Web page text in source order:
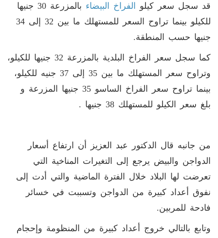
قد سجل سعر كيلو الفراخ البيضاء
بالمزرعة 30 جنيها
للكيلو بينما تراوح السعر للمستهلك ما بين 32 إلى 34
جنيها حسب المنطقة.
كما سجل سعر الفراخ البلدية بالمزرعة 32 جنيها للكيلو،
وتراوح سعر المستهلك ما بين 35 إلى 37 جنيه للكيلو،
بينما تراوح سعر الفراخ الساسو 35 جنيها المزرعة و
بلغ سعر الكيلو للمستهلك 38 جنيها .
من جانبه قال الدكتور عبد العزيز أن ارتفاع أسعار
الدواجن والبيض يرجع إلى التغيرات المناخية التي
تعرضت لها البلاد خلال الفترة الماضية والتي أدت إلى
نفوق أعداد كبيرة من الدواجن وتسببت في خسائر
فادحة للمربين.
وتابع بالتالي خروج أعداد كبيرة من المنظومة وإحجام